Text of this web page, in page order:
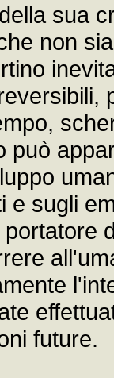
sua
non
può
e sugli
future.